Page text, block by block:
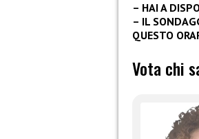
– HAI A
– IL
QUESTO
Vota chi